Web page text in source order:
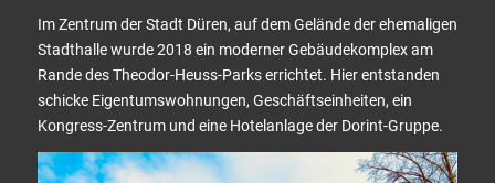
Im Zentrum der Stadt Düren, auf dem Gelände der ehemaligen
Stadthalle wurde 2018 ein moderner Gebäudekomplex am
Rande des Theodor-Heuss-Parks errichtet. Hier entstanden
schicke Eigentumswohnungen, Geschäftseinheiten, ein
Kongress-Zentrum und eine Hotelanlage der Dorint-Gruppe.